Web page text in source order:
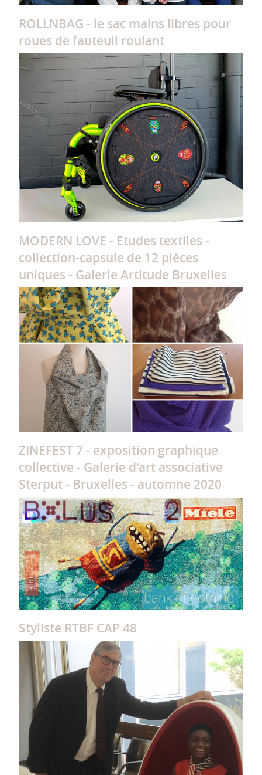
ROLLNBAG - le sac mains libres pour
roues de fauteuil roulant
MODERN LOVE - Etudes textiles -
collection-capsule de 12 pièces
uniques - Galerie Artitude Bruxelles
ZINEFEST 7 - exposition graphique
collective - Galerie d'art associative
Sterput - Bruxelles - automne 2020
Styliste RTBF CAP 48